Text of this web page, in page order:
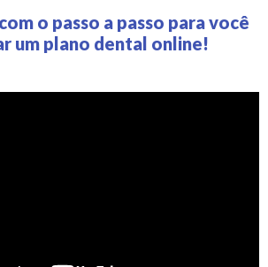
o passo a passo para você
um plano dental online!